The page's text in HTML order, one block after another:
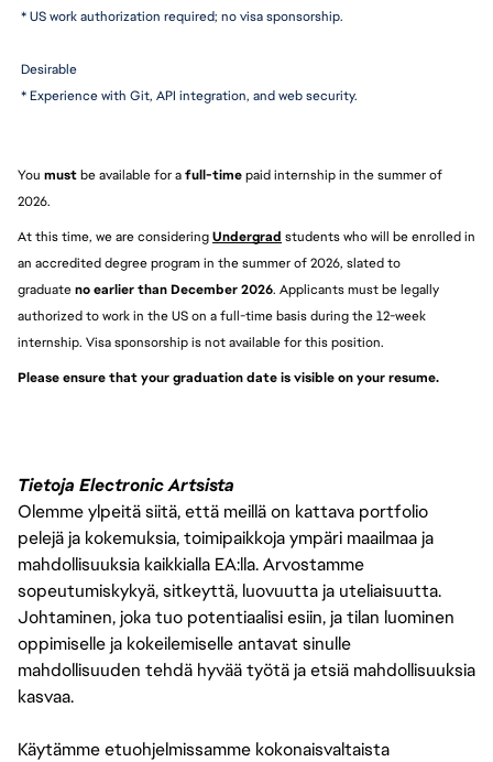
* US work authorization required; no visa sponsorship.
Desirable
* Experience with Git, API integration, and web security.
You must be available for a full-time paid internship in the summer of
2026.
At this time, we are considering Undergrad students who will be enrolled in
an accredited degree program in the summer of 2026, slated to
graduate no earlier than December 2026. Applicants must be legally
authorized to work in the US on a full-time basis during the 12-week
internship. Visa sponsorship is not available for this position.
Please ensure that your graduation date is visible on your resume.
Tietoja Electronic Artsista
Olemme ylpeitä siitä, että meillä on kattava portfolio
pelejä ja kokemuksia, toimipaikkoja ympäri maailmaa ja
mahdollisuuksia kaikkialla EA:lla. Arvostamme
sopeutumiskykyä, sitkeyttä, luovuutta ja uteliaisuutta.
Johtaminen, joka tuo potentiaalisi esiin, ja tilan luominen
oppimiselle ja kokeilemiselle antavat sinulle
mahdollisuuden tehdä hyvää työtä ja etsiä mahdollisuuksia
kasvaa.
Käytämme etuohjelmissamme kokonaisvaltaista